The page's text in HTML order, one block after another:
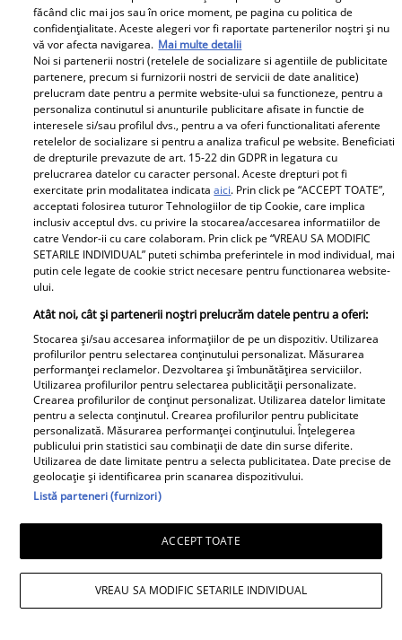
Daniela Nane, dezvăluiri după
despărțirea de Octavian Ene. Cum se
simte actrița: „Nu simt nicio lipsă”
Andreea Popescu și fosta soacră, schimb
de replici. Ce i-a spus mama lui Rareș
Cojoc influenceriței: „Am găsit soluția”
făcând clic mai jos sau în orice moment, pe pagina cu politica de
confidențialitate. Aceste alegeri vor fi raportate partenerilor noștri și nu
vă vor afecta navigarea. Mai multe detalii
Noi si partenerii nostri (retelele de socializare si agentiile de publicitate
partenere, precum si furnizorii nostri de servicii de date analitice)
prelucram date pentru a permite website-ului sa functioneze, pentru a
personaliza continutul si anunturile publicitare afisate in functie de
interesele si/sau profilul dvs., pentru a va oferi functionalitati aferente
retelelor de socializare si pentru a analiza traficul pe website. Beneficiati
de drepturile prevazute de art. 15-22 din GDPR in legatura cu
prelucrarea datelor cu caracter personal. Aceste drepturi pot fi
exercitate prin modalitatea indicataaici. Prin click pe “ACCEPT TOATE”,
acceptati folosirea tuturor Tehnologiilor de tip Cookie, care implica
inclusiv acceptul dvs. cu privire la stocarea/accesarea informatiilor de
catre Vendor-ii cu care colaboram. Prin click pe “VREAU SA MODIFIC
SETARILE INDIVIDUAL” puteti schimba preferintele in mod individual, mai
putin cele legate de cookie strict necesare pentru functionarea website-
ului.
Atât noi, cât și partenerii noștri prelucrăm datele pentru a oferi:
Stocarea și/sau accesarea informațiilor de pe un dispozitiv. Utilizarea
profilurilor pentru selectarea conținutului personalizat. Măsurarea
performanței reclamelor. Dezvoltarea și îmbunătățirea serviciilor.
Utilizarea profilurilor pentru selectarea publicității personalizate.
Crearea profilurilor de conținut personalizat. Utilizarea datelor limitate
pentru a selecta conținutul. Crearea profilurilor pentru publicitate
personalizată. Măsurarea performanței conținutului. Înțelegerea
publicului prin statistici sau combinații de date din surse diferite.
Utilizarea de date limitate pentru a selecta publicitatea. Date precise de
geolocație și identificarea prin scanarea dispozitivului.
Listă parteneri (furnizori)
ACCEPT TOATE
VREAU SA MODIFIC SETARILE INDIVIDUAL